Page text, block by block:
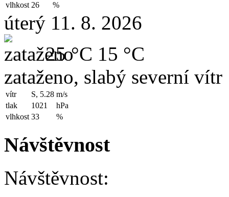
vlhkost 26 %
úterý 11. 8. 2026
25 °C 15 °C
zataženo, slabý severní vítr
vítr S, 5.28 m/s
tlak
1021
hPa
vlhkost 33 %
Návštěvnost
Návštěvnost: